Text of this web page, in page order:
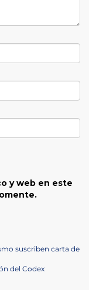
y web en este
suscriben carta de
del Codex